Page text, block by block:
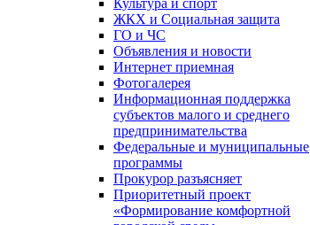
Культура и спорт
ЖКХ и Социальная защита
ГО и ЧС
Объявления и новости
Интернет приемная
Фотогалерея
Информационная поддержка
субъектов малого и среднего
предпринимательства
Федеральные и муниципальные
программы
Прокурор разъясняет
Приоритетный проект
«Формирование комфортной